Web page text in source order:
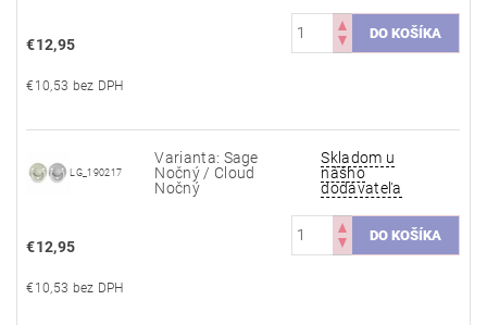
€12,95
€10,53 bez DPH
LG_190217
Varianta: Sage
Nočný / Cloud
Nočný
Skladom u
nášho
dodávateľa
€12,95
€10,53 bez DPH